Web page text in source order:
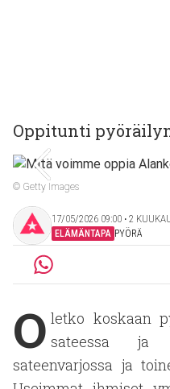
Oppitunti
© Getty Images
17/05/2026 09:00 ‧ 2
ELÄMÄNTAPA PYÖRÄ
O letko koskaan
sateessa ja
sateenvarjossa ja